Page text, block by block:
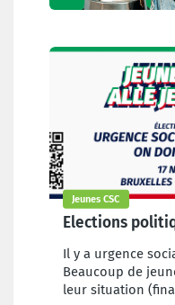
Jeunes CSC
Elections
Il y a urgence
Beaucoup de
leur situation